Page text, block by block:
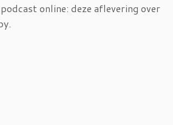
online: deze aflevering over